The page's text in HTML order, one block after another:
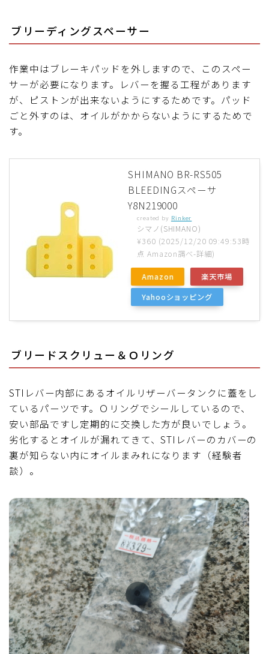
ブリーディングスペーサー
作業中はブレーキパッドを外しますので、このスペー
サーが必要になります。レバーを握る工程があります
が、ピストンが出来ないようにするためです。パッド
ごと外すのは、オイルがかからないようにするためで
す。
SHIMANO BR-RS505
BLEEDINGスペーサ
Y8N219000
created by Rinker
シマノ(SHIMANO)
¥360 (2025/12/20 09:49:53時
点 Amazon調べ-詳細)
Amazon
楽天市場
Yahooショッピング
ブリードスクリュー＆Ｏリング
STIレバー内部にあるオイルリザーバータンクに蓋をし
ているパーツです。Ｏリングでシールしているので、
安い部品ですし定期的に交換した方が良いでしょう。
劣化するとオイルが漏れてきて、STIレバーのカバーの
裏が知らない内にオイルまみれになります（経験者
談）。